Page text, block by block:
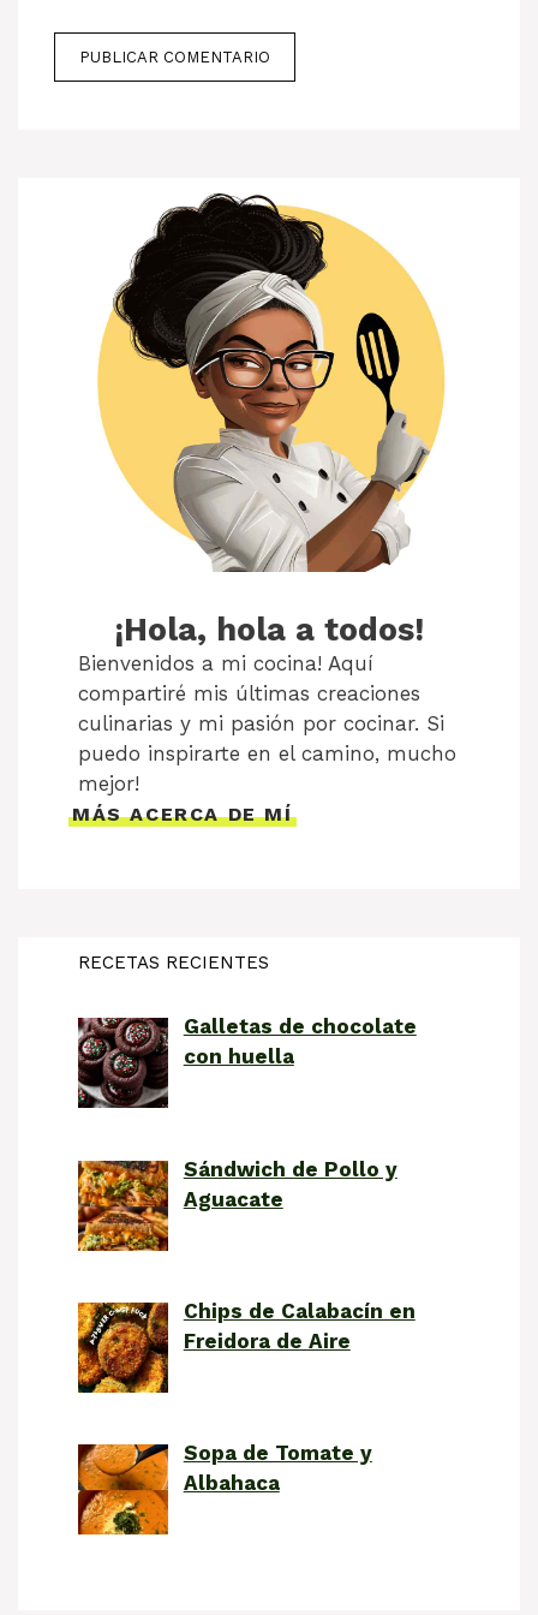
¡Hola, hola a todos!
Bienvenidos a mi cocina! Aquí
compartiré mis últimas creaciones
culinarias y mi pasión por cocinar. Si
puedo inspirarte en el camino, mucho
mejor!
MÁS ACERCA DE MÍ
RECETAS RECIENTES
Galletas de chocolate
con huella
Sándwich de Pollo y
Aguacate
Chips de Calabacín en
Freidora de Aire
Sopa de Tomate y
Albahaca